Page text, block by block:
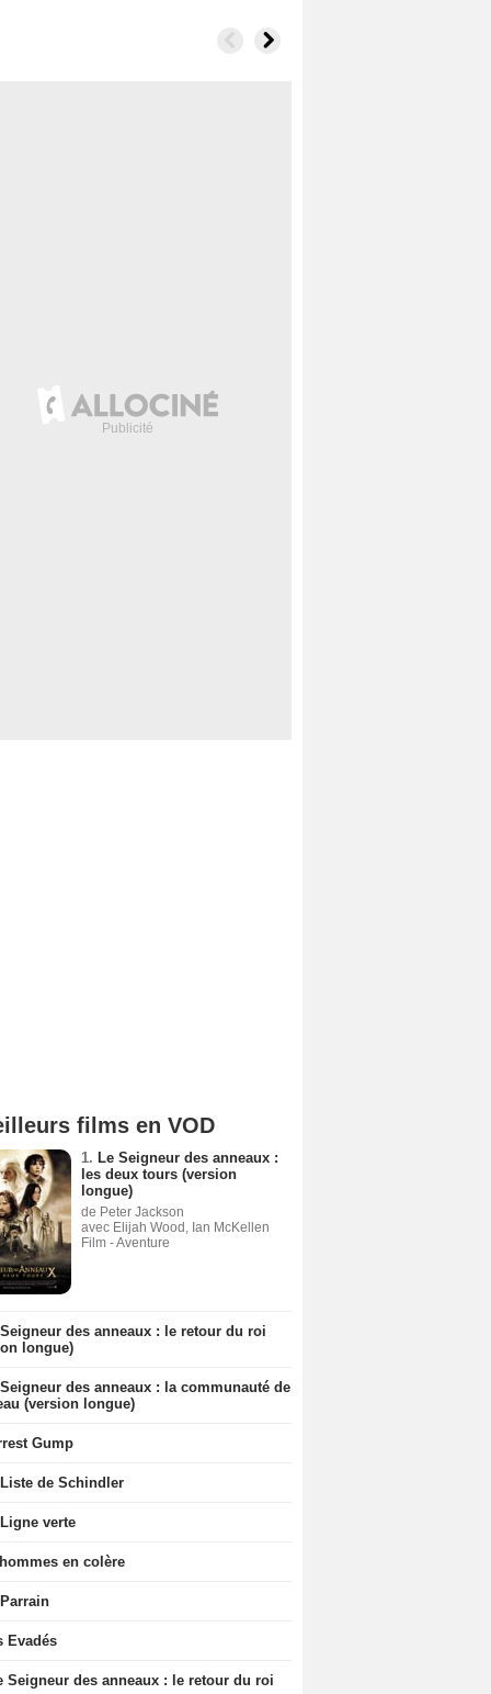
films en VOD
1. Le Seigneur des anneaux :
les deux tours (version
longue)
de Peter Jackson
avec Elijah Wood, Ian McKellen
Film - Aventure
des anneaux : le retour du roi
longue)
des anneaux : la communauté de
(version longue)
Gump
de Schindler
verte
en colère
Evadés
Seigneur des anneaux : le retour du roi